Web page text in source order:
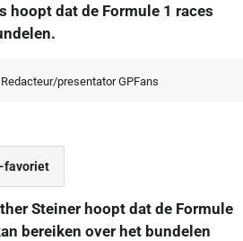
hoopt dat de Formule 1 races
Redacteur/presentator GPFans
favoriet
Steiner hoopt dat de Formule
bereiken over het bundelen